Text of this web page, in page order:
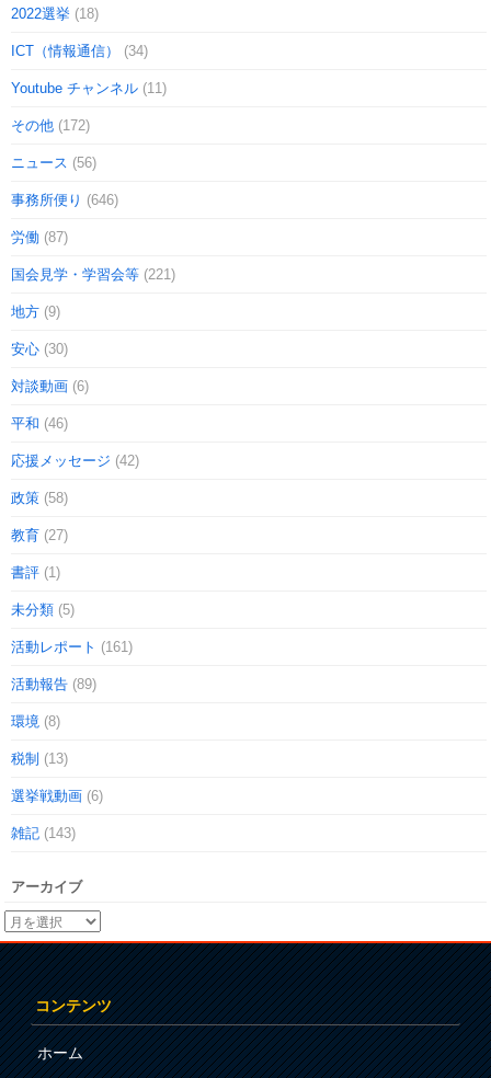
2022選挙 (18)
ICT（情報通信） (34)
Youtube チャンネル (11)
その他 (172)
ニュース (56)
事務所便り (646)
労働 (87)
国会見学・学習会等 (221)
地方 (9)
安心 (30)
対談動画 (6)
平和 (46)
応援メッセージ (42)
政策 (58)
教育 (27)
書評 (1)
未分類 (5)
活動レポート (161)
活動報告 (89)
環境 (8)
税制 (13)
選挙戦動画 (6)
雑記 (143)
アーカイブ
コンテンツ
ホーム